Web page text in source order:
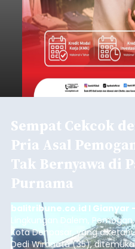
Sempat Cekcok
Pria Asal
Tak Bernyawa di
Purnama
balitribune.co.id I Gianyar -
Lingkungan Dalem,
Kota Denpasar, yang
Dedi Wiranata (35),